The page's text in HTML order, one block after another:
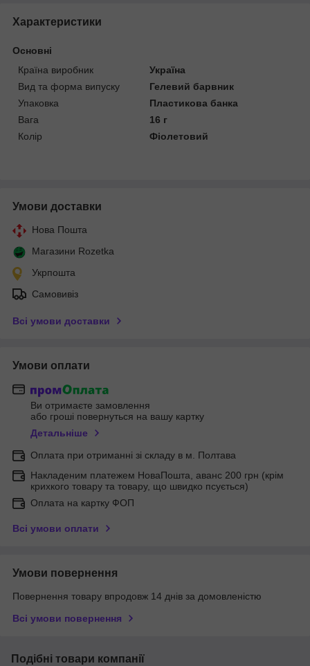
Характеристики
Основні
Країна виробник
Україна
Вид та форма випуску
Гелевий барвник
Упаковка
Пластикова банка
Вага
16 г
Колір
Фіолетовий
Умови доставки
Нова Пошта
Магазини Rozetka
Укрпошта
Самовивіз
Всі умови доставки
Умови оплати
Ви отримаєте замовлення
або гроші повернуться на вашу картку
Детальніше
Оплата при отриманні зі складу в м. Полтава
Накладеним платежем НоваПошта, аванс 200 грн (крім
крихкого товару та товару, що швидко псується)
Оплата на картку ФОП
Всі умови оплати
Умови повернення
Повернення товару впродовж 14 днів за домовленістю
Всі умови повернення
Подібні товари компанії